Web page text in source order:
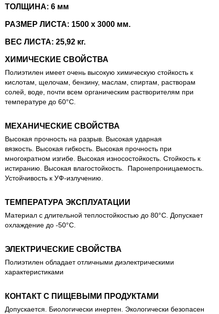
ТОЛЩИНА: 6 мм
РАЗМЕР ЛИСТА: 1500 х 3000 мм.
ВЕС ЛИСТА: 25,92 кг.
ХИМИЧЕСКИЕ СВОЙСТВА
Полиэтилен имеет очень высокую химическую стойкость к
кислотам, щелочам, бензину, маслам, спиртам, растворам
солей, воде, почти всем органическим растворителям при
температуре до 60°С.
МЕХАНИЧЕСКИЕ СВОЙСТВА
Высокая прочность на разрыв. Высокая ударная
вязкость. Высокая гибкость. Высокая прочность при
многократном изгибе. Высокая износостойкость. Стойкость к
истиранию. Высокая влагостойкость. Паронепроницаемость.
Устойчивость к УФ-излучению.
ТЕМПЕРАТУРА ЭКСПЛУАТАЦИИ
Материал с длительной теплостойкостью до 80°С. Допускает
охлаждение до -50°С.
ЭЛЕКТРИЧЕСКИЕ СВОЙСТВА
Полиэтилен обладает отличными диэлектрическими
характеристиками
КОНТАКТ С ПИЩЕВЫМИ ПРОДУКТАМИ
Допускается. Биологически инертен. Экологически безопасен